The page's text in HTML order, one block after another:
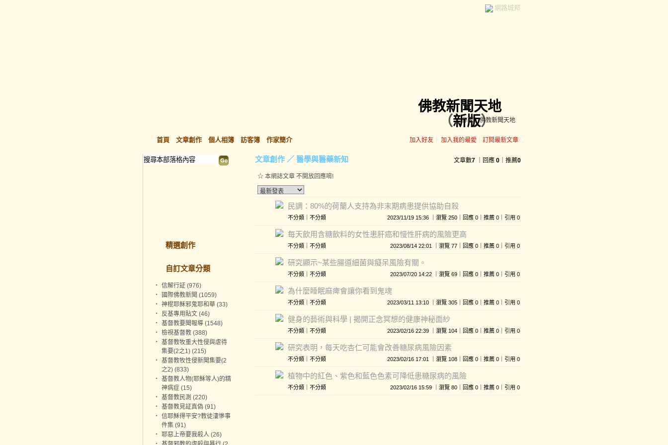
網路城邦
佛教新聞天地
（新版）
首頁 文章創作 個人相簿 訪客簿 作家簡介 加入好友 加入我的最愛 訂閱最新文章
作家：佛教新聞天地
精選創作
自訂文章分類
‧
信解行証 (976)
‧
國際佛教新聞 (1059)
‧
神棍耶穌邪鬼耶和華 (33)
‧
反基專用貼文 (46)
‧
基督教要聞報導 (1548)
‧
檢視基督教 (388)
‧
基督教牧重大性侵與虐待
集要(2之1) (215)
‧
基督教牧性侵新聞集要(2
之2) (833)
‧
基督教人物(耶穌等人)的精
神病症 (15)
‧
基督教民測 (220)
‧
基督教見証真偽 (91)
‧
信耶穌得平安?教徒淒慘事
件集 (91)
‧
耶惡上帝要我殺人 (26)
文章創作 ／ 醫學與醫藥新知 文章數7 ｜回應 0 ｜推薦0
☆ 本網誌文章 不開放回應唷!
民調：80%的荷蘭人支持為非末期病患提供協助自殺
不分類 不分類 2023/11/19 15:36 ｜瀏覽 250｜回應 0｜推薦 0｜引用 0
每天飲用含糖飲料的女性患肝癌和慢性肝病的風險更高
不分類 不分類 2023/08/14 22:01 ｜瀏覽 77｜回應 0｜推薦 0｜引用 0
研究顯示~某些腸道細菌與癡呆風險有關。
不分類 不分類 2023/07/20 14:22 ｜瀏覽 69｜回應 0｜推薦 0｜引用 0
為什麼睡眠麻痺會讓你看到鬼魂
不分類 不分類 2023/03/11 13:10 ｜瀏覽 305｜回應 0｜推薦 0｜引用 0
健身的藝術與科學 | 揭開正念冥想的健康神秘面紗
不分類 不分類 2023/02/16 22:39 ｜瀏覽 104｜回應 0｜推薦 0｜引用 0
研究表明，每天吃杏仁可能會改善糖尿病風險因素
不分類 不分類 2023/02/16 17:01 ｜瀏覽 108｜回應 0｜推薦 0｜引用 0
植物中的紅色、紫色和藍色色素可降低患糖尿病的風險
不分類 不分類 2023/02/16 15:59 ｜瀏覽 80｜回應 0｜推薦 0｜引用 0